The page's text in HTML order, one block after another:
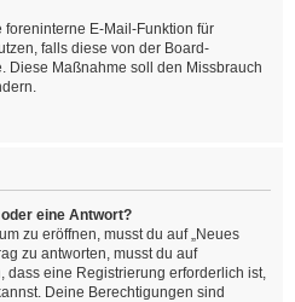
foreninterne E-Mail-Funktion für
falls diese von der Board-
Diese Maßnahme soll den Missbrauch
eine Antwort?
zu eröffnen, musst du auf „Neues
zu antworten, musst du auf
dass eine Registrierung erforderlich ist,
Deine Berechtigungen sind